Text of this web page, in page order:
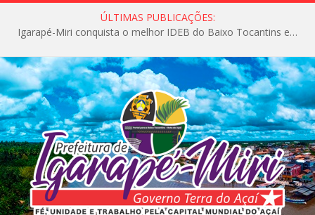
ÚLTIMAS PUBLICAÇÕES:
Igarapé-Miri conquista o melhor IDEB do Baixo Tocantins e avança na qualidade da educação pública